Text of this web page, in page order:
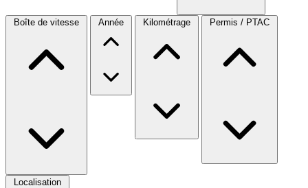
Boîte de vitesse Année Kilométrage Permis / PTAC
Localisation